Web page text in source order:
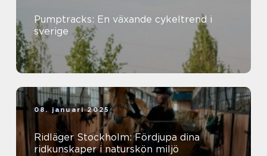
Pumptracks: En växande cykeltrend i
sverige
08. januari 2025
Ridläger Stockholm: Fördjupa dina
ridkunskaper i naturskön miljö